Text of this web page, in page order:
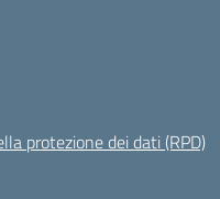
protezione dei dati (RPD)